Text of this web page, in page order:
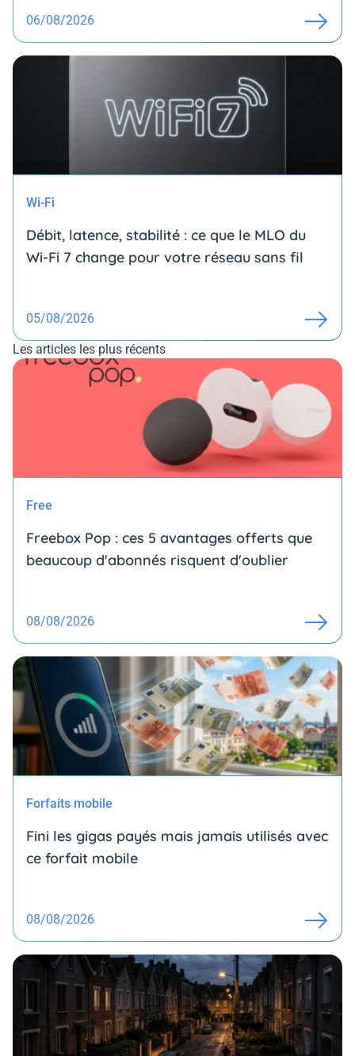
06/08/2026
Wi-Fi
Débit, latence, stabilité : ce que le MLO du
Wi-Fi 7 change pour votre réseau sans fil
05/08/2026
Les articles les plus récents
Free
Freebox Pop : ces 5 avantages offerts que
beaucoup d'abonnés risquent d'oublier
08/08/2026
Forfaits mobile
Fini les gigas payés mais jamais utilisés avec
ce forfait mobile
08/08/2026